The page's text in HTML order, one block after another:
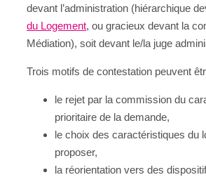
devant l’administration (hiérarchique
du Logement, ou gracieux devant la
Médiation), soit devant le/la juge
Trois motifs de contestation peuvent
le rejet par la commission du
prioritaire de la demande,
le choix des caractéristiques du
proposer,
la réorientation vers des